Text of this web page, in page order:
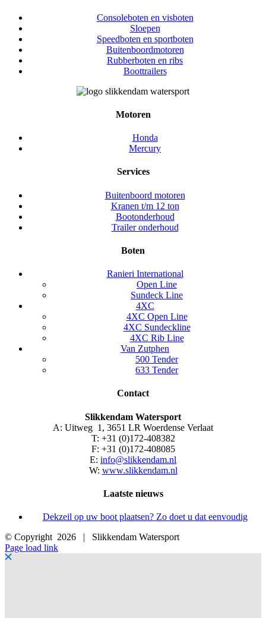
Consoleboten en visboten
Sloepen
Speedboten en sportboten
Buitenboordmotoren
Rubberboten en ribs
Boottrailers
Motoren
Honda
Mercury
Services
Buitenboord motoren
Kranen t/m 12 ton
Bootonderhoud
Trailer onderhoud
Boten
Ranieri International
Open Line
Sundeck Line
4XC
4XC Open Line
4XC Sundeckline
4XC Rib Line
Van Zutphen
500 Tender
633 Tender
Contact
Slikkendam Watersport
A: Uitweg 1, 3651 LR Woerdense Verlaat
T: +31 (0)172-408382
F: +31 (0)172-408085
E: info@slikkendam.nl
W: www.slikkendam.nl
Laatste nieuws
Dekzeil op uw boot plaatsen? Zo doet u dat eenvoudig
© Copyright 2026 | Slikkendam Watersport
Facebook
Instagram
LinkedIn
YouTube
X
E-
mail
Page load link